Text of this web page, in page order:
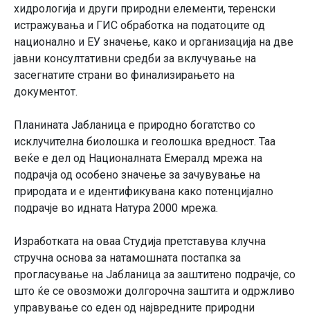
хидрологија и други природни елементи, теренски
истражувања и ГИС обработка на податоците од
национално и ЕУ значење, како и организација на две
јавни консултативни средби за вклучување на
засегнатите страни во финализирањето на
документот.
Планината Јабланица е природно богатство со
исклучителна биолошка и геолошка вредност. Таа
веќе е дел од Националната Емералд мрежа на
подрачја од особено значење за зачувување на
природата и е идентификувана како потенцијално
подрачје во идната Натура 2000 мрежа.
Изработката на оваа Студија претставува клучна
стручна основа за натамошната постапка за
прогласување на Јабланица за заштитено подрачје, со
што ќе се овозможи долгорочна заштита и одржливо
управување со еден од највредните природни